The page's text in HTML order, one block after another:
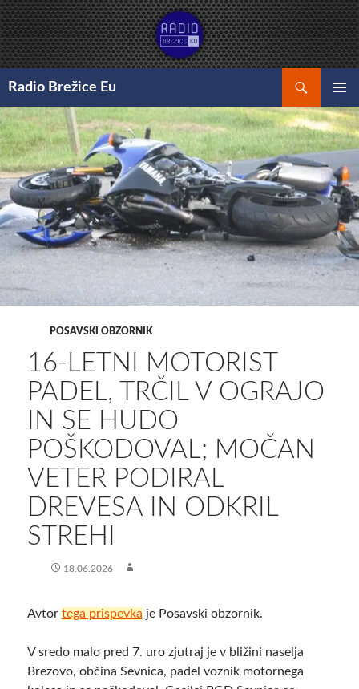
Preskoči
na
vsebino
Radio Brežice Eu
GLAVNI
MENI
POSAVSKI OBZORNIK
16-LETNI MOTORIST
PADEL, TRČIL V OGRAJO
IN SE HUDO
POŠKODOVAL; MOČAN
VETER PODIRAL
DREVESA IN ODKRIL
STREHI
18.06.2026
Avtor tega prispevka je Posavski obzornik.
V sredo malo pred 7. uro zjutraj je v bližini naselja
Brezovo, občina Sevnica, padel voznik motornega